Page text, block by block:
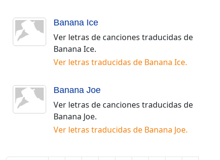
Banana Ice
Ver letras de canciones traducidas de
Banana Ice.
Ver letras traducidas de Banana Ice.
Banana Joe
Ver letras de canciones traducidas de
Banana Joe.
Ver letras traducidas de Banana Joe.